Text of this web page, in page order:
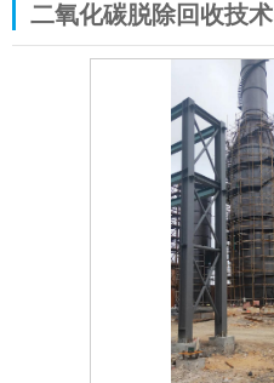
二氧化碳脱除回收技术